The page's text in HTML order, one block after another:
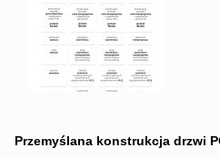
Przemyślana konstrukcja drzwi